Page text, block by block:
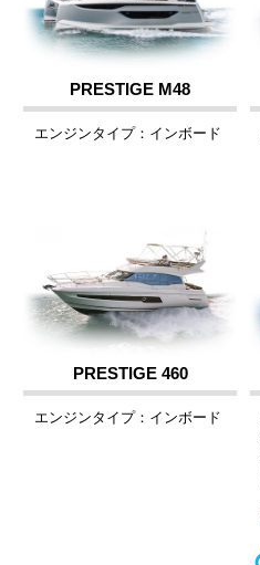
PRESTIGE M48
エンジンタイプ：インボード
PRESTIGE 460
エンジンタイプ：インボード